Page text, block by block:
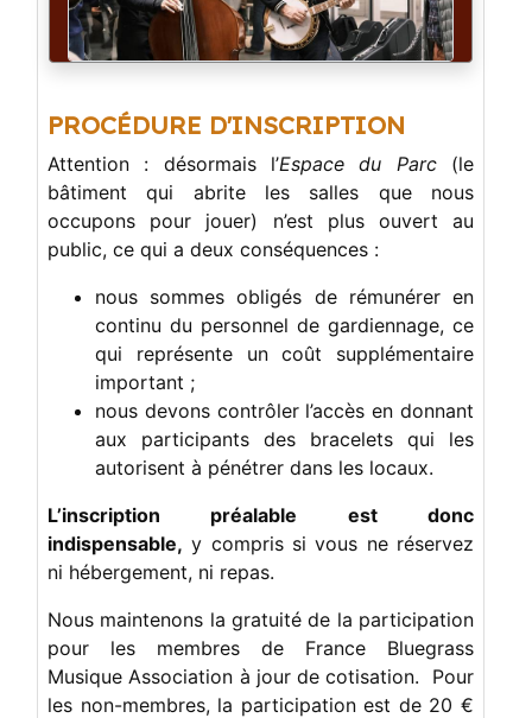
PROCÉDURE D'INSCRIPTION
Attention : désormais l’Espace du Parc(le
bâtiment qui abrite les salles que nous
occupons pour jouer) n’est plus ouvert au
public, ce qui a deux conséquences :
nous sommes obligés de rémunérer en
continu du personnel de gardiennage, ce
qui représente un coût supplémentaire
important ;
nous devons contrôler l’accès en donnant
aux participants des bracelets qui les
autorisent à pénétrer dans les locaux.
L’inscription préalable est donc
indispensable, y compris si vous ne réservez
ni hébergement, ni repas.
Nous maintenons la gratuité de la participation
pour les membres de France Bluegrass
Musique Association à jour de cotisation. Pour
les non-membres, la participation est de 20 €